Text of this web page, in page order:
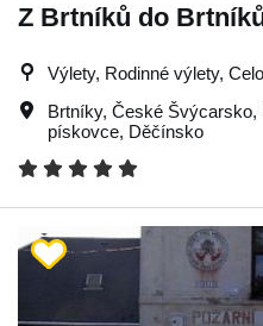
Z Brtníků do
Výlety, Rodinné výlety,
Brtníky, České Švýcarsko,
pískovce, Děčínsko